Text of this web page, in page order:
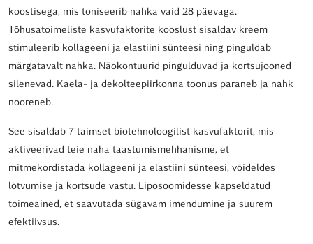
koostisega, mis toniseerib nahka vaid 28 päevaga.
Tõhusatoimeliste kasvufaktorite kooslust sisaldav kreem
stimuleerib kollageeni ja elastiini sünteesi ning pinguldab
märgatavalt nahka. Näokontuurid pingulduvad ja kortsujooned
silenevad. Kaela- ja dekolteepiirkonna toonus paraneb ja nahk
nooreneb.
See sisaldab 7 taimset biotehnoloogilist kasvufaktorit, mis
aktiveerivad teie naha taastumismehhanisme, et
mitmekordistada kollageeni ja elastiini sünteesi, võideldes
lõtvumise ja kortsude vastu. Liposoomidesse kapseldatud
toimeained, et saavutada sügavam imendumine ja suurem
efektiivsus.